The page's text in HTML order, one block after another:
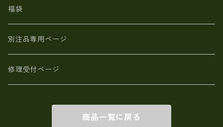
福袋
別注品専用ページ
修理受付ページ
商品一覧に戻る